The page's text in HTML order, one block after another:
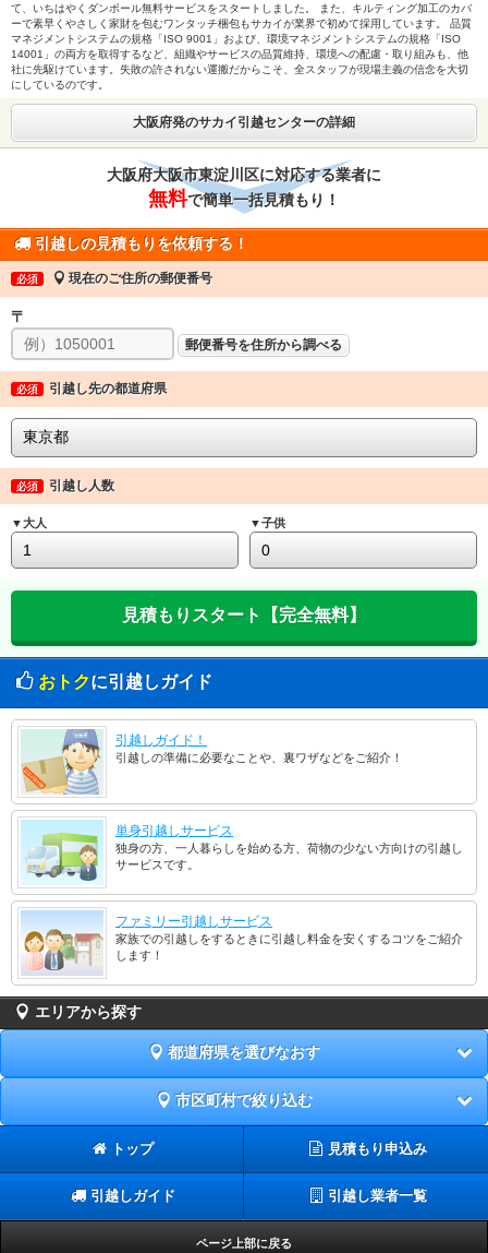
て、いちはやくダンボール無料サービスをスタートしました。 また、キルティング加工のカバ
ーで素早くやさしく家財を包むワンタッチ梱包もサカイが業界で初めて採用しています。 品質
マネジメントシステムの規格「ISO 9001」および、環境マネジメントシステムの規格「ISO
14001」の両方を取得するなど、組織やサービスの品質維持、環境への配慮・取り組みも、他
社に先駆けています。失敗の許されない運搬だからこそ、全スタッフが現場主義の信念を大切
にしているのです。
大阪府発のサカイ引越センターの詳細
大阪府大阪市東淀川区に対応する業者に
無料で簡単一括見積もり！
引越しの見積もりを依頼する！
必須 現在のご住所の郵便番号
〒
郵便番号を住所から調べる
必須 引越し先の都道府県
必須 引越し人数
▼大人 ▼子供
おトクに引越しガイド
引越しガイド！
引越しの準備に必要なことや、裏ワザなどをご紹介！
単身引越しサービス
独身の方、一人暮らしを始める方、荷物の少ない方向けの引越し
サービスです。
ファミリー引越しサービス
家族での引越しをするときに引越し料金を安くするコツをご紹介
します！
エリアから探す
都道府県を選びなおす
市区町村で絞り込む
トップ 見積もり申込み
引越しガイド 引越し業者一覧
ページ上部に戻る